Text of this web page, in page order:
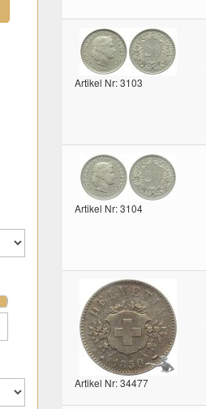
Artikel Nr: 3103
Artikel Nr: 3104
Artikel Nr: 34477